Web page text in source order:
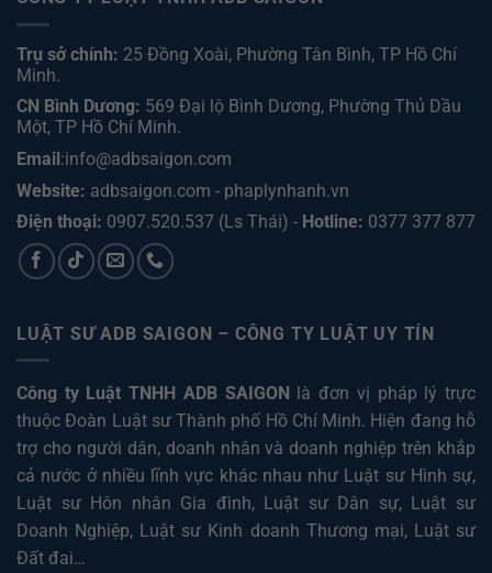
Trụ sở chính: 25 Đồng Xoài, Phường Tân Bình, TP Hồ Chí
Minh.
CN Bình Dương: 569 Đại lộ Bình Dương, Phường Thủ Dầu
Một, TP Hồ Chí Minh.
Email:info@adbsaigon.com
Website: adbsaigon.com - phaplynhanh.vn
Điện thoại: 0907.520.537 (Ls Thái) - Hotline: 0377 377 877
LUẬT SƯ ADB SAIGON – CÔNG TY LUẬT UY TÍN
Công ty Luật TNHH ADB SAIGON
là đơn vị pháp lý trực
thuộc Đoàn Luật sư Thành phố Hồ Chí Minh. Hiện đang hỗ
trợ cho người dân, doanh nhân và doanh nghiệp trên khắp
cả nước ở nhiều lĩnh vực khác nhau như Luật sư Hình sự,
Luật sư Hôn nhân Gia đình, Luật sư Dân sự, Luật sư
Doanh Nghiệp, Luật sư Kinh doanh Thương mại, Luật sư
Đất đai…